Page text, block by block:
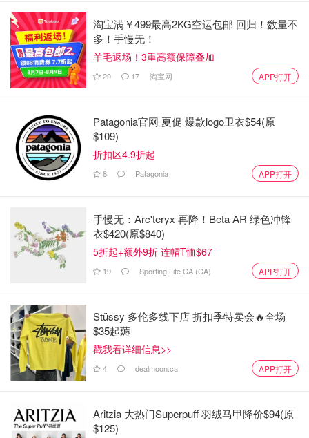
淘宝满￥499最高2KG空运包邮 回归！数量不
多！手慢无！
羊毛返场！3重高额保障叠加
20 17 淘宝网 APP打开
Patagonia官网 夏促 爆款logo卫衣$54(原
$109)
折扣区4.9折起
8 Patagonia APP打开
手慢无：Arc'teryx 再降！Beta AR 绿色冲锋
衣$420(原$840)
5折起+额外9折 连帽T恤$67
19 Sporting Life CA (CA) APP打开
Stüssy 多伦多线下店 折扣季特卖会🔥全场
$35起薅
戳我看详细信息>>
4 dealmoon.ca APP打开
Aritzia 大热门Superpuff 羽绒马甲降价$94(原
$125)